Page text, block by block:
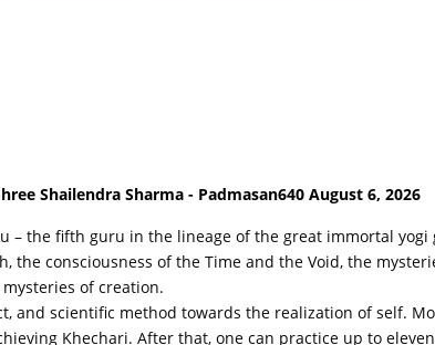
– the fifth guru in the lineage of the great immortal yogi
the consciousness of the Time and the Void, the
of creation.
and scientific method towards the realization of self.
Khechari. After that, one can practice up to